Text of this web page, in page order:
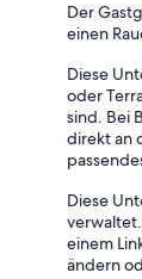
Der
einen
Diese
oder
sind. Bei
direkt an
Diese
einem
ändern